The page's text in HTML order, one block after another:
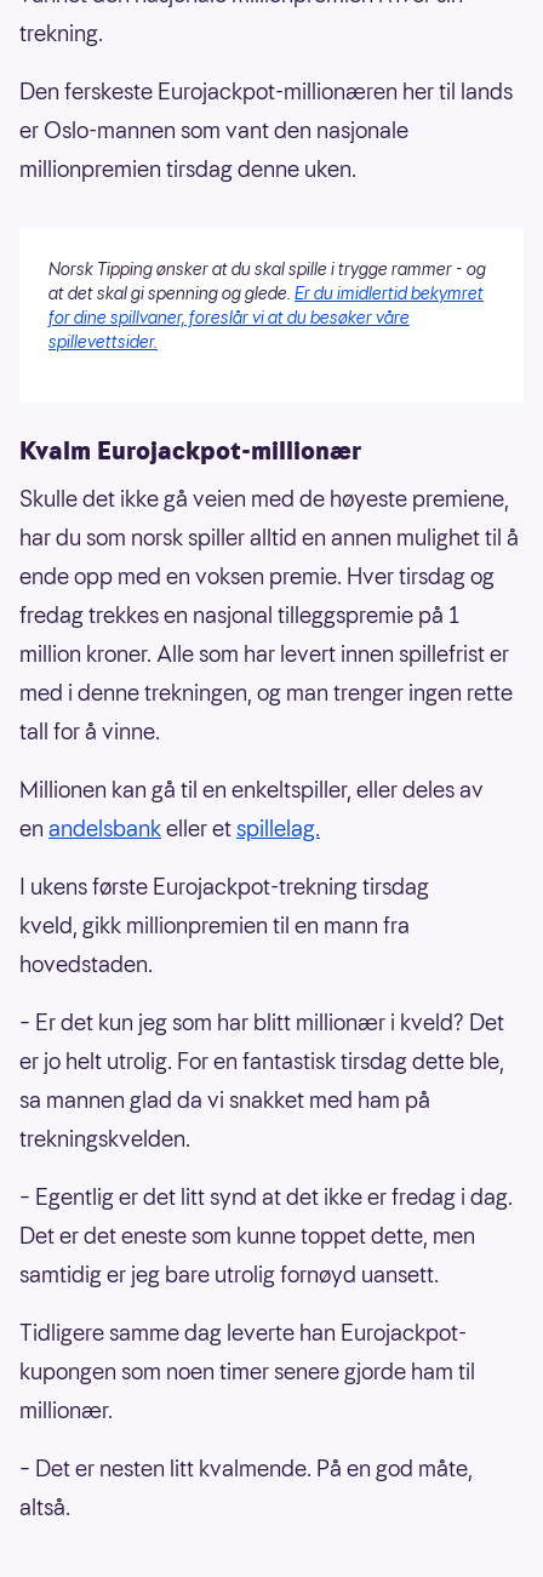
trekning.
Den ferskeste Eurojackpot-millionæren her til lands
er Oslo-mannen som vant den nasjonale
millionpremien tirsdag denne uken.
Norsk Tipping ønsker at du skal spille i trygge rammer - og
at det skal gi spenning og glede. Er du imidlertid bekymret
for dine spillvaner, foreslår vi at du besøker våre
spillevettsider.
Kvalm Eurojackpot-millionær
Skulle det ikke gå veien med de høyeste premiene,
har du som norsk spiller alltid en annen mulighet til å
ende opp med en voksen premie. Hver tirsdag og
fredag trekkes en nasjonal tilleggspremie på 1
million kroner. Alle som har levert innen spillefrist er
med i denne trekningen, og man trenger ingen rette
tall for å vinne.
Millionen kan gå til en enkeltspiller, eller deles av
en andelsbankeller etspillelag.
I ukens første Eurojackpot-trekning tirsdag
kveld, gikk millionpremien til en mann fra
hovedstaden.
– Er det kun jeg som har blitt millionær i kveld? Det
er jo helt utrolig. For en fantastisk tirsdag dette ble,
sa mannen glad da vi snakket med ham på
trekningskvelden.
– Egentlig er det litt synd at det ikke er fredag i dag.
Det er det eneste som kunne toppet dette, men
samtidig er jeg bare utrolig fornøyd uansett.
Tidligere samme dag leverte han Eurojackpot-
kupongen som noen timer senere gjorde ham til
millionær.
– Det er nesten litt kvalmende. På en god måte,
altså.